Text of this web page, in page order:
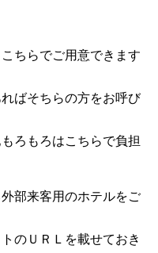
ちらでご用意できます
ばそちらの方をお呼び
ろもろはこちらで負担
部来客用のホテルをご
のＵＲＬを載せておき